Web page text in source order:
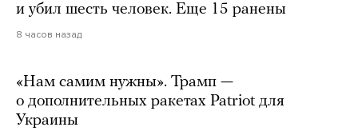
и убил шесть человек. Еще 15 ранены
8 часов назад
«Нам самим нужны». Трамп —
о дополнительных ракетах Patriot для
Украины